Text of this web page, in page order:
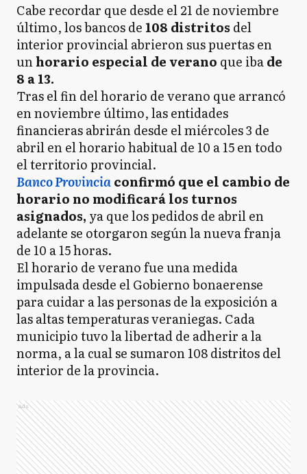
Cabe recordar que desde el 21 de noviembre
último, los bancos de 108 distritos del
interior provincial abrieron sus puertas en
unhorario especial de verano que ibade
8 a 13.
Tras el fin del horario de verano que arrancó
en noviembre último, las entidades
financieras abrirán desde el miércoles 3 de
abril en el horario habitual de 10 a 15 en todo
el territorio provincial.
Banco Provinciaconfirmó que el cambio de
horario no modificará los turnos
asignados, ya que los pedidos de abril en
adelante se otorgaron según la nueva franja
de 10 a 15 horas.
El horario de verano fue una medida
impulsada desde el Gobierno bonaerense
para cuidar a las personas de la exposición a
las altas temperaturas veraniegas. Cada
municipio tuvo la libertad de adherir a la
norma, a la cual se sumaron 108 distritos del
interior de la provincia.
Ads